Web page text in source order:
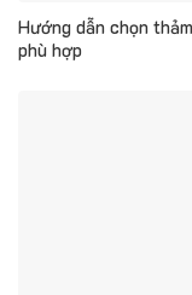
Hướng dẫn chọn
phù hợp